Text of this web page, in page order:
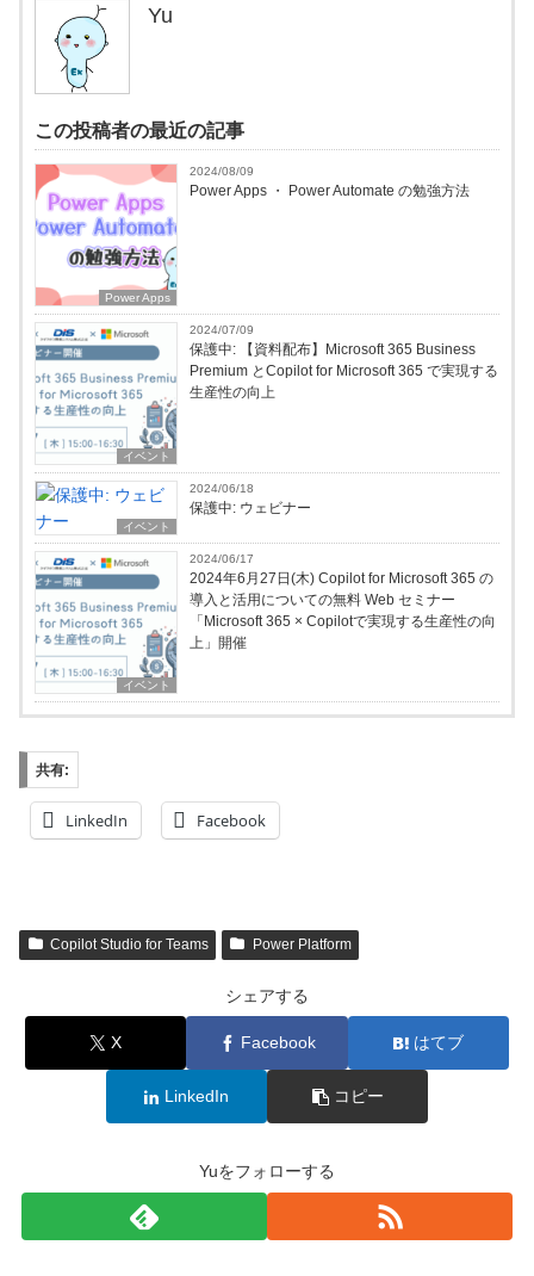
Yu
この投稿者の最近の記事
Power Apps
2024/08/09
Power Apps ・ Power Automate の勉強方法
イベント
2024/07/09
保護中: 【資料配布】Microsoft 365 Business
Premium とCopilot for Microsoft 365 で実現する
生産性の向上
イベント
2024/06/18
保護中: ウェビナー
イベント
2024/06/17
2024年6月27日(木) Copilot for Microsoft 365 の
導入と活用についての無料 Web セミナー
「Microsoft 365 × Copilotで実現する生産性の向
上」開催
共有:
LinkedIn Facebook
Copilot Studio for Teams Power Platform
シェアする
X Facebook はてブ
LinkedIn コピー
Yuをフォローする